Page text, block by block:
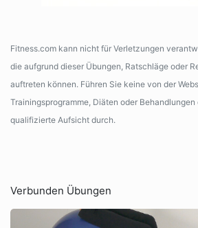
Fitness.com kann nicht für Verletzungen
die aufgrund dieser Übungen, Ratschläge oder
auftreten können. Führen Sie keine von der
Trainingsprogramme, Diäten oder
qualifizierte Aufsicht durch.
Verbunden Übungen